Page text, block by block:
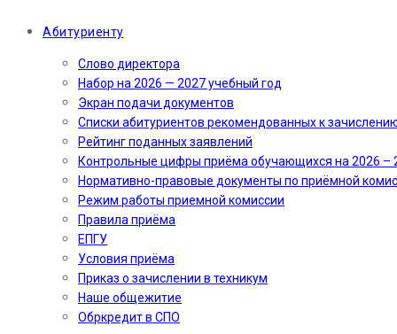
Абитуриенту
Слово директора
Набор на 2026 — 2027 учебный год
Экран подачи документов
Cписки абитуриентов рекомендованных к
Рейтинг поданных заявлений
Контрольные цифры приёма обучающихся на 2026 –
Нормативно-правовые документы по приёмной
Режим работы приемной комиссии
Правила приёма
ЕПГУ
Условия приёма
Приказ о зачислении в техникум
Наше общежитие
Обркредит в СПО